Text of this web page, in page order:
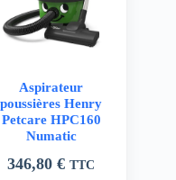
Aspirateur
poussières Henry
Petcare HPC160
Numatic
346,80€ TTC